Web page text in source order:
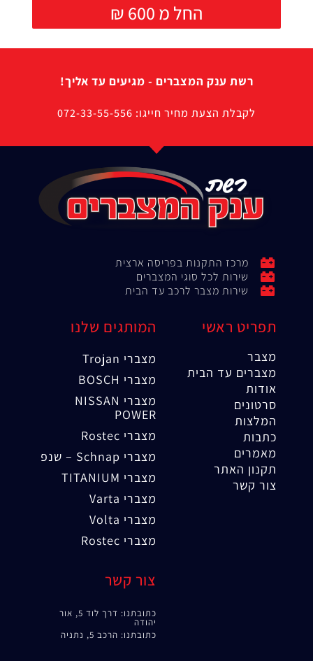
₪ החל מ 600
רשת ענק המצברים - מגיעים עד אליך!
לקבלת הצעת מחיר חייגו: 072-33-55-556
מרכז התקנות בפריסה ארצית
שירות לכל סוגי המצברים
שירות מצבר לרכב עד הבית
תפריט ראשי
מצבר
מצברים עד הבית
אודות
סרטונים
המלצות
כתבות
מאמרים
תקנון האתר
צור קשר
המותגים שלנו
מצברי Trojan
מצברי BOSCH
מצברי NISSAN
POWER
מצברי Rostec
מצברי Schnap – שנפ
מצברי TITANIUM
מצברי Varta
מצברי Volta
מצברי Rostec
צור קשר
כתובתנו: דרך לוד 5, אור
יהודה
כתובתנו: הרכב 5, נתניה